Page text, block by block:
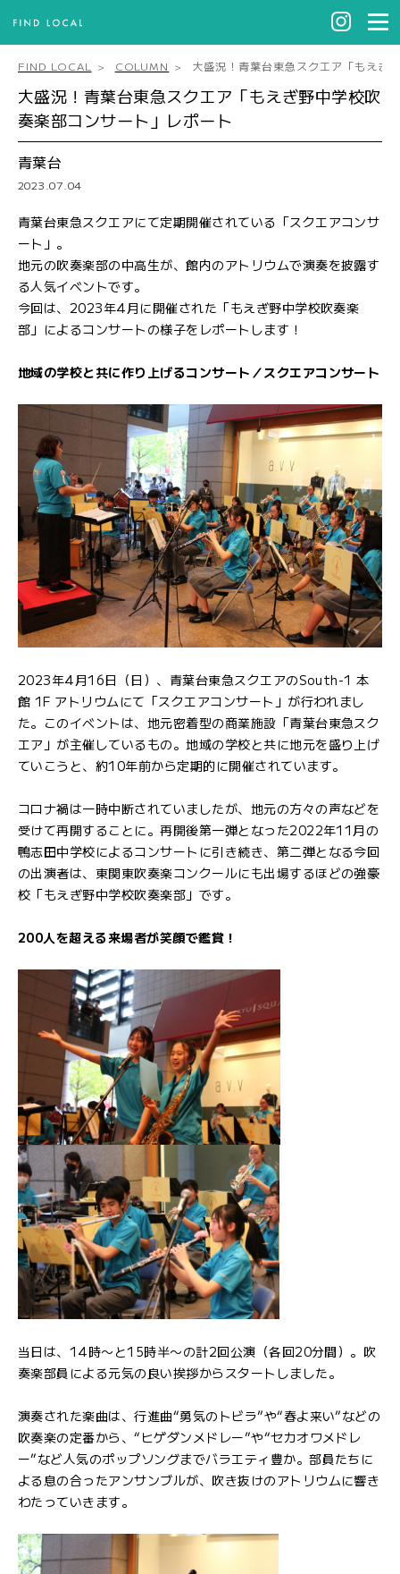
FIND LOCAL COLUMN 大盛況！青葉台東急スクエア「もえぎ
大盛況！青葉台東急スクエア「もえぎ野中学校吹
奏楽部コンサート」レポート
青葉台
2023.07.04
青葉台東急スクエアにて定期開催されている「スクエアコンサ
ート」。
地元の吹奏楽部の中高生が、館内のアトリウムで演奏を披露す
る人気イベントです。
今回は、2023年4月に開催された「もえぎ野中学校吹奏楽
部」によるコンサートの様子をレポートします！
地域の学校と共に作り上げるコンサート／スクエアコンサート
2023年4月16日（日）、青葉台東急スクエアのSouth-1 本
館 1F アトリウムにて「スクエアコンサート」が行われまし
た。このイベントは、地元密着型の商業施設「青葉台東急スク
エア」が主催しているもの。地域の学校と共に地元を盛り上げ
ていこうと、約10年前から定期的に開催されています。
コロナ禍は一時中断されていましたが、地元の方々の声などを
受けて再開することに。再開後第一弾となった2022年11月の
鴨志田中学校によるコンサートに引き続き、第二弾となる今回
の出演者は、東関東吹奏楽コンクールにも出場するほどの強豪
校「もえぎ野中学校吹奏楽部」です。
200人を超える来場者が笑顔で鑑賞！
当日は、14時〜と15時半〜の計2回公演（各回20分間）。吹
奏楽部員による元気の良い挨拶からスタートしました。
演奏された楽曲は、行進曲“勇気のトビラ”や“春よ来い”などの
吹奏楽の定番から、“ヒゲダンメドレー”や“セカオワメドレ
ー”など人気のポップソングまでバラエティ豊か。部員たちに
よる息の合ったアンサンブルが、吹き抜けのアトリウムに響き
わたっていきます。